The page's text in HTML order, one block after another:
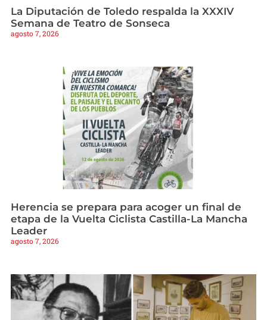
La Diputación de Toledo respalda la XXXIV
Semana de Teatro de Sonseca
agosto 7, 2026
Herencia se prepara para acoger un final de
etapa de la Vuelta Ciclista Castilla-La Mancha
Leader
agosto 7, 2026